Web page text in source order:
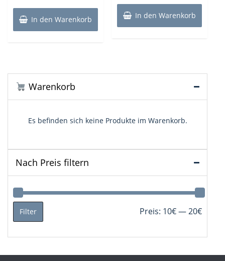
war:
14,99€
ist:
12,99€.
In den Warenkorb In den Warenkorb
Warenkorb
Es befinden sich keine Produkte im Warenkorb.
Nach Preis filtern
Min.
Max.
Filter Preis: 10€—20€